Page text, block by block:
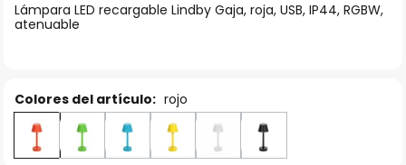
galería
de
Lámpara LED recargable Lindby Gaja, roja, USB, IP44, RGBW,
atenuable
Colores del artículo: rojo